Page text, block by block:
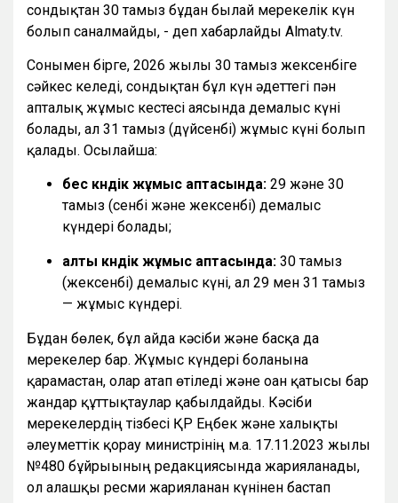
сондықтан 30 тамыз бұдан былай мерекелік күн
болып саналмайды, - деп хабарлайды Almaty.tv.
Сонымен бірге, 2026 жылғы 30 тамыз жексенбіге
сәйкес келеді, сондықтан бұл күн әдеттегі пән
апталық жұмыс кестесі аясында демалыс күні
болады, ал 31 тамыз (дүйсенбі) жұмыс күні болып
қалады. Осылайша:
бес күндік жұмыс аптасында: 29 және 30
тамыз (сенбі және жексенбі) демалыс
күндері болады;
алты күндік жұмыс аптасында: 30 тамыз
(жексенбі) демалыс күні, ал 29 мен 31 тамыз
— жұмыс күндері.
Бұдан бөлек, бұл айда кәсіби және басқа да
мерекелер бар. Жұмыс күндері болғанына
қарамастан, олар атап өтіледі және оған қатысы бар
жандар құттықтаулар қабылдайды. Кәсіби
мерекелердің тізбесі ҚР Еңбек және халықты
әлеуметтік қорғау министрінің м.а. 17.11.2023 жылғы
№480 бұйрығының редакциясында жарияланады,
ол алғашқы ресми жарияланған күнінен бастап